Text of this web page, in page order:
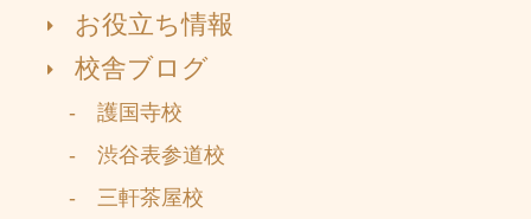
お役立ち情報
校舎ブログ
- 護国寺校
- 渋谷表参道校
- 三軒茶屋校